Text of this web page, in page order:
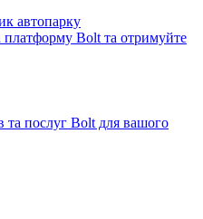
автопарку
Bolt та отримуйте
та послуг Bolt для вашого